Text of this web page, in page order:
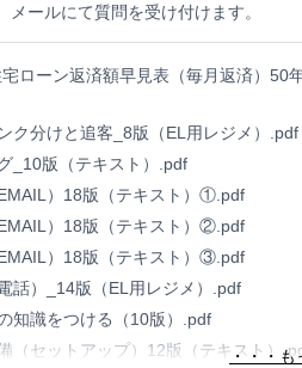
メールにて質問を受け付けます。
ローン返済額早見表（毎月返済）50
ク分けと追客_8版（EL用レジメ）.pdf
_10版（テキスト）.pdf
）18版（テキスト）①.pdf
）18版（テキスト）②.pdf
）18版（テキスト）③.pdf
話）_14版（EL用レジメ）.pdf
知識をつける（10版）.pdf
（セットアップ）12版（テキスト）